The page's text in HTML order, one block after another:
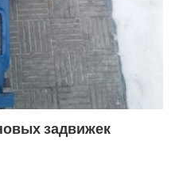
задвижек